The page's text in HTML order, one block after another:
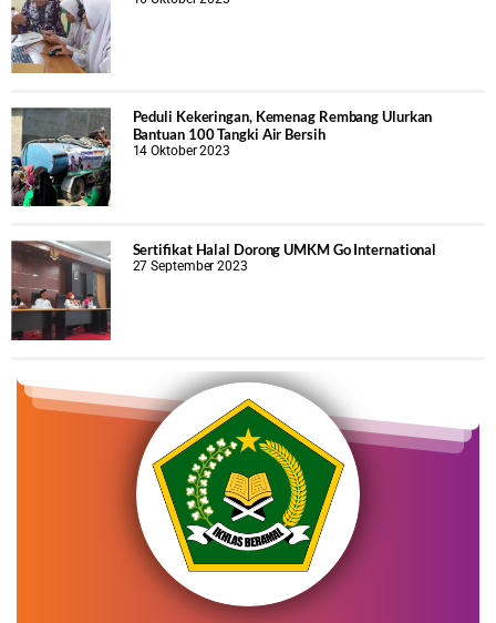
Peduli Kekeringan, Kemenag Rembang Ulurkan
Bantuan 100 Tangki Air Bersih
14 Oktober 2023
Sertifikat Halal Dorong UMKM Go International
27 September 2023